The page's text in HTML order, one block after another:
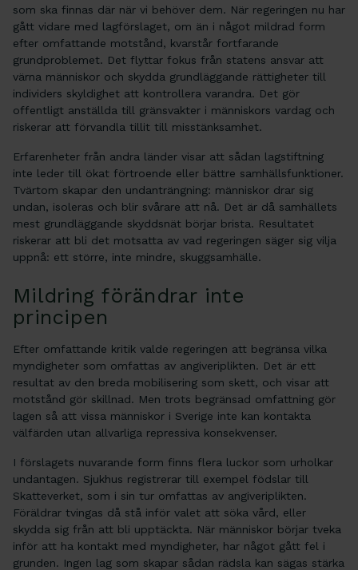
som ska finnas där när vi behöver dem. När regeringen nu har
gått vidare med lagförslaget, om än i något mildrad form
efter omfattande motstånd, kvarstår fortfarande
grundproblemet. Det flyttar fokus från statens ansvar att
värna människor och skydda grundläggande rättigheter till
individers skyldighet att kontrollera varandra. Det gör
offentligt anställda till gränsvakter i människors vardag och
riskerar att förvandla tillit till misstänksamhet.
Erfarenheter från andra länder visar att sådan lagstiftning
inte leder till ökat förtroende eller bättre samhällsfunktioner.
Tvärtom skapar den undanträngning: människor drar sig
undan, isoleras och blir svårare att nå. Det är då samhällets
mest grundläggande skyddsnät börjar brista. Resultatet
riskerar att bli det motsatta av vad regeringen säger sig vilja
uppnå: ett större, inte mindre, skuggsamhälle.
Mildring förändrar inte
principen
Efter omfattande kritik valde regeringen att begränsa vilka
myndigheter som omfattas av angiveriplikten. Det är ett
resultat av den breda mobilisering som skett, och visar att
motstånd gör skillnad. Men trots begränsad omfattning gör
lagen så att vissa människor i Sverige inte kan kontakta
välfärden utan allvarliga repressiva konsekvenser.
I förslagets nuvarande form finns flera luckor som urholkar
undantagen. Sjukhus registrerar till exempel födslar till
Skatteverket, som i sin tur omfattas av angiveriplikten.
Föräldrar tvingas då stå inför valet att söka vård, eller
skydda sig från att bli upptäckta. När människor börjar tveka
inför att ha kontakt med myndigheter, har något gått fel i
grunden. Ingen lag som skapar sådan rädsla kan sägas stärka